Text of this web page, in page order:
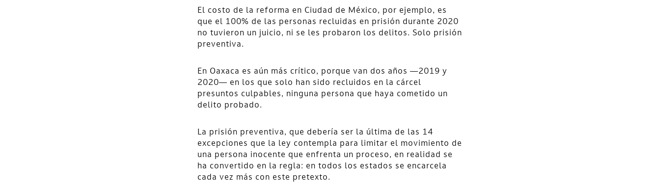
El costo de la reforma en Ciudad de México, por ejemplo, es
que el 100% de las personas recluidas en prisión durante 2020
no tuvieron un juicio, ni se les probaron los delitos. Solo prisión
preventiva.
En Oaxaca es aún más crítico, porque van dos años —2019 y
2020— en los que solo han sido recluidos en la cárcel
presuntos culpables, ninguna persona que haya cometido un
delito probado.
La prisión preventiva, que debería ser la última de las 14
excepciones que la ley contempla para limitar el movimiento de
una persona inocente que enfrenta un proceso, en realidad se
ha convertido en la regla: en todos los estados se encarcela
cada vez más con este pretexto.